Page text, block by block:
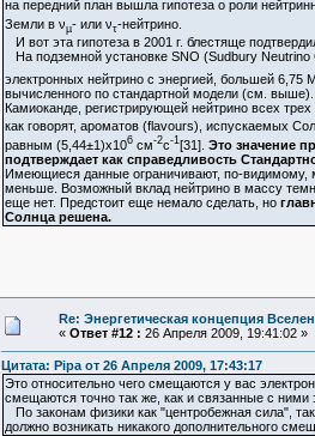
на передний план вышла гипотеза о роли
Земли в νµ- или ντ-нейтрино.
И вот эта гипотеза в 2001 г. блестяще
На подземной установке SNO (Sudbury
электронных нейтрино с энергией, большей
вычисленного по стандартной модели (см.
Камиоканде, регистрирующей нейтрино всех трех
как говорят, ароматов (flavours), испускаемых
равным (5,44±1)х106см-2с-1[31]. Это значение
подтверждает как справедливость
Имеющиеся данные ограничивают, по-видимому,
меньше. Возможный вклад нейтрино в массу
еще нет. Предстоит еще немало сделать, но
Солнца решена.
Re: Энергетическая концепция
« Ответ #12 : 26 Апреля 2009, 19:41:02 »
Цитата: Pipa от 26 Апреля 2009, 17:43:17
Это относительно чего смещаются у вас
смещаются точно так же, как и связанные с ними
По законам физики как "центробежная сила",
должно возникать никакого дополнительного